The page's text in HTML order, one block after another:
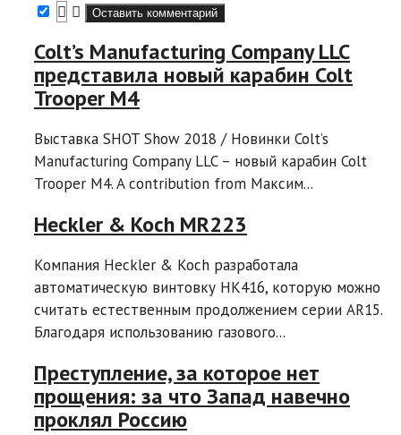
Colt’s Manufacturing Company LLC
представила новый карабин Colt
Trooper M4
Выставка SHOT Show 2018 / Новинки Colt’s
Manufacturing Company LLC – новый карабин Colt
Trooper M4. A contribution from Максим...
Heckler & Koch MR223
Компания Heckler & Koch разработала
автоматическую винтовку HK416, которую можно
считать естественным продолжением серии AR15.
Благодаря использованию газового...
Преступление, за которое нет
прощения: за что Запад навечно
проклял Россию